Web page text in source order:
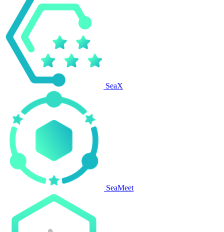
SeaX
SeaMeet